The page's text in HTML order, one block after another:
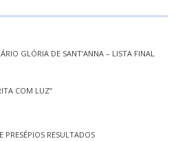
GLÓRIA DE SANT’ANNA – LISTA FINAL
COM LUZ”
PRESÉPIOS RESULTADOS